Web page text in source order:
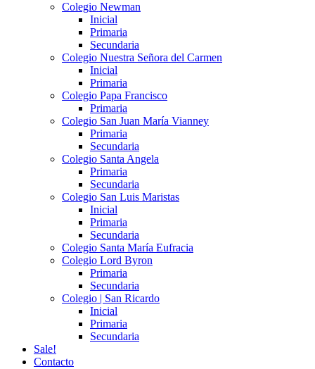
Colegio Newman
Inicial
Primaria
Secundaria
Colegio Nuestra Señora del Carmen
Inicial
Primaria
Colegio Papa Francisco
Primaria
Colegio San Juan María Vianney
Primaria
Secundaria
Colegio Santa Angela
Primaria
Secundaria
Colegio San Luis Maristas
Inicial
Primaria
Secundaria
Colegio Santa María Eufracia
Colegio Lord Byron
Primaria
Secundaria
Colegio | San Ricardo
Inicial
Primaria
Secundaria
Sale!
Contacto